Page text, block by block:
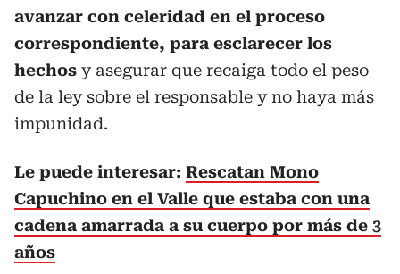
avanzar con celeridad en el proceso
correspondiente, para esclarecer los
hechos y asegurar que recaiga todo el peso
de la ley sobre el responsable y no haya más
impunidad.
Le puede interesar: Rescatan Mono
Capuchino en el Valle que estaba con una
cadena amarrada a su cuerpo por más de 3
años